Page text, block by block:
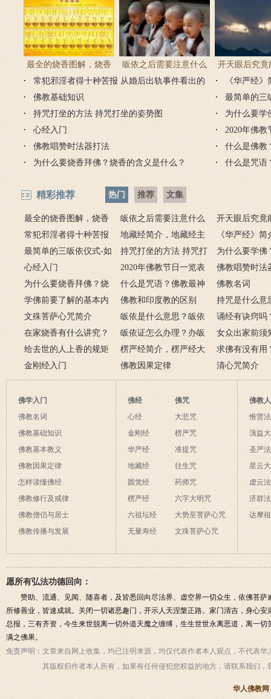
最全的烧香图解，烧香
有何含义与讲究？
皈依之后需要注意什么
吗 皈依佛门后的注意事
开天眼后究竟
么？
常犯邪淫者得十种苦报 从婚后出轨事件看出的
因果报应
《华严经
佛教基础知识
最简单的三
持咒打坐的方法 持咒打坐的姿势图
为什么要学
心经入门
2020年佛教
佛教唱赞时法器打法
什么是佛教
为什么要烧香拜佛？烧香的含义是什么？
什么是咒语
精彩推荐 热门 推荐 文集
最全的烧香图解，烧香
有何含义与讲究？
皈依之后需要注意什么
吗 皈依佛门后的注意事
项
开天眼后究竟
么？
常犯邪淫者得十种苦报
从婚后出轨事件看出的因
果报应
地藏经简介，地藏经主
要讲什么？
《华严经》简
广佛华严经讲
最简单的三皈依仪式-如
何授三皈五戒居士仪轨
持咒打坐的方法 持咒打
坐的姿势图
为什么要学佛
用呢？
心经入门 2020年佛教节日一览表
佛教唱赞时法
为什么要烧香拜佛？烧
香的含义是什么？
什么是咒语？佛教最神
奇的九个咒语
佛教名词
学佛前要了解的基本内
容
佛教和印度教的区别
持咒是什么意
持咒？
文殊菩萨心咒简介
皈依是什么意思？皈依
三宝又是什么意思？
诵经有诀窍吗
十二条诀窍
在家烧香有什么讲究？
一些禁忌千万不要触
碰！
皈依证怎么办理？办皈
依证后的忌讳是什么？
女众出家前须
只有一次出家
给去世的人上香的规矩
楞严经简介，楞严经大
致在讲什么？
求佛有没有用
说佛菩萨可以
金刚经入门 佛教因果定律 清心咒简介
佛学入门
佛教名词
佛教基础知识
佛教基本教义
佛教因果定律
怎样读懂佛经
佛教修行及戒律
佛教僧侣与居士
佛教传播与发展
佛经
心经
金刚经
华严经
地藏经
圆觉经
楞严经
六祖坛经
无量寿经
佛咒
大悲咒
楞严咒
准提咒
往生咒
药师咒
六字大明咒
大势至菩萨心咒
文殊菩萨心咒
佛教
惟贤
蕅益
圣严
星云
虚云
济群
达摩
愿所有弘法功德回向：
赞助、流通、见闻、随喜者，及皆悉回向尽法界、虚空界一切众生，依佛菩
所修善业，皆速成就。关闭一切诸恶趣门，开示人天涅槃正路。家门清吉，身心
总报，三有齐资，今生来世脱离一切外道天魔之缠缚，生生世世永离恶道，离一
满之佛果。
免责声明： 文章来自网上收集，均已注明来源，均仅代表作者本人观点，不代表
其版权归作者本人所有，如果有任何侵犯您权益的地方，请联系我们，
华人佛教网